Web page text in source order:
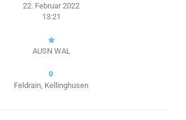
22. Februar 2022
13:21
AUSN WAL
Feldrain, Kellinghusen